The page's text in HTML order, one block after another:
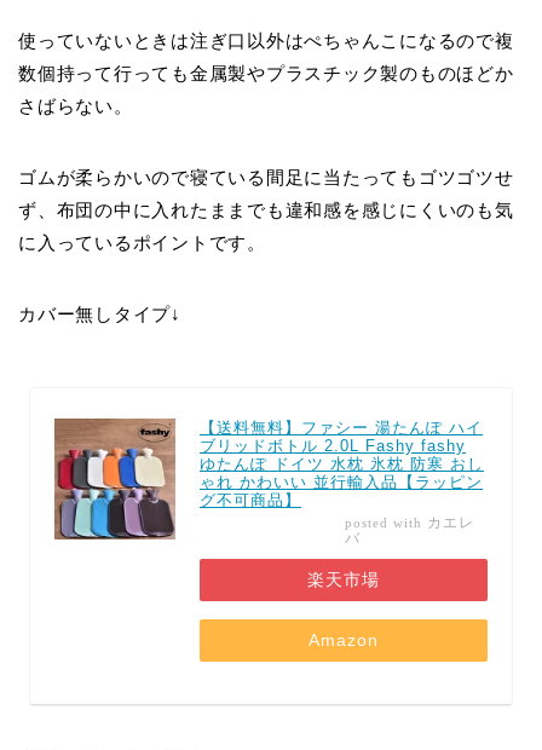
使っていないときは注ぎ口以外はぺちゃんこになるので複
数個持って行っても金属製やプラスチック製のものほどか
さばらない。
ゴムが柔らかいので寝ている間足に当たってもゴツゴツせ
ず、布団の中に入れたままでも違和感を感じにくいのも気
に入っているポイントです。
カバー無しタイプ↓
【送料無料】ファシー 湯たんぽ ハイ
ブリッドボトル 2.0L Fashy fashy
ゆたんぽ ドイツ 水枕 氷枕 防寒 おし
ゃれ かわいい 並行輸入品【ラッピン
グ不可商品】
posted with カエレ
バ
楽天市場
Amazon